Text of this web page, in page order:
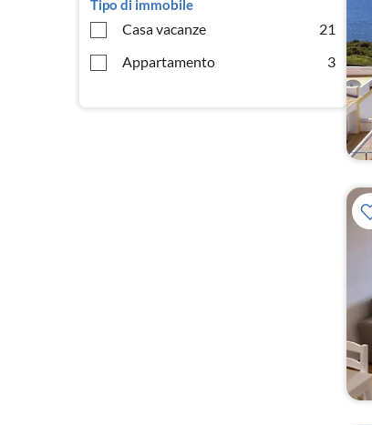
Tipo di immobile
Casa vacanze
21
Appartamento
3